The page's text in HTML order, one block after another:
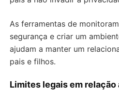
As ferramentas de
segurança e criar um
ajudam a manter um
pais e filhos.
Limites legais em relação